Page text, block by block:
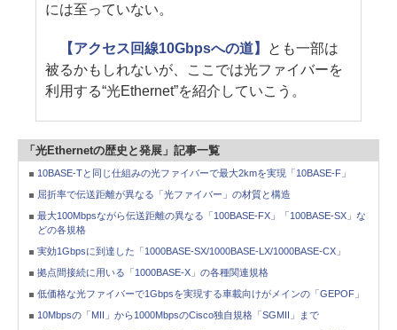
には至っていない。
【アクセス回線10Gbpsへの道】
とも一部は
被るかもしれないが、ここでは光ファイバーを
利用する“光Ethernet”を紹介していこう。
「光Ethernetの歴史と発展」記事一覧
10BASE-Tと同じ仕組みの光ファイバーで最大2kmを実現「10BASE-F」
屈折率で伝送距離が異なる「光ファイバー」の材質と構造
最大100Mbpsながら伝送距離の異なる「100BASE-FX」「100BASE-SX」な
どの各規格
実効1Gbpsに到達した「1000BASE-SX/1000BASE-LX/1000BASE-CX」
拠点間接続に用いる「1000BASE-X」の各種関連規格
低価格な光ファイバーで1Gbpsを実現する車載向けがメインの「GEPOF」
10Mbpsの「MII」から1000MbpsのCisco独自規格「SGMII」まで